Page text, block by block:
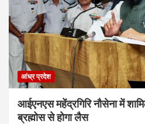
आंध्र प्रदेश
आईएनएस महेंद्रगिरि नौसेना में
ब्रह्मोस से होगा लैस